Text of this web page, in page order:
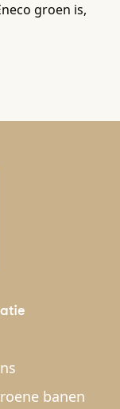
groen is,
banen